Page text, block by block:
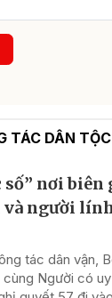
TÁC DÂN TỘC
số” nơi biên
và người
tác dân vận,
cùng Người có